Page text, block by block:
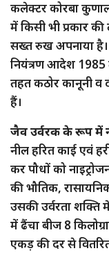
कलेक्टर कोरबा
में किसी भी प्रकार
सख्त रुख अपनाया है।
नियंत्रण आदेश
तहत कठोर कानूनी व
हैं।
जैव उर्वरक के रूप में
नील हरित काई एवं
कर पौधों को
की भौतिक,
उसकी उर्वरता
में ढैंचा बीज 8
एकड़ की दर से